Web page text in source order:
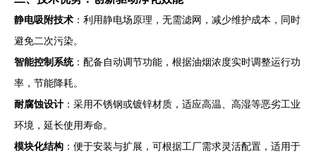
静电吸附技术 ：利用静电场原理，无需滤网，减少维护成本，同时
避免二次污染。
智能控制系统：配备自动调节功能，根据油烟浓度实时调整运行功
率，节能降耗。
耐腐蚀设计 ：采用不锈钢或镀锌材质，适应高温、高湿等恶劣工业
环境，延长使用寿命。
模块化结构 ：便于安装与扩展，可根据工厂需求灵活配置，适用于